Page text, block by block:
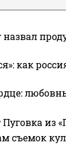
как
из
съемок